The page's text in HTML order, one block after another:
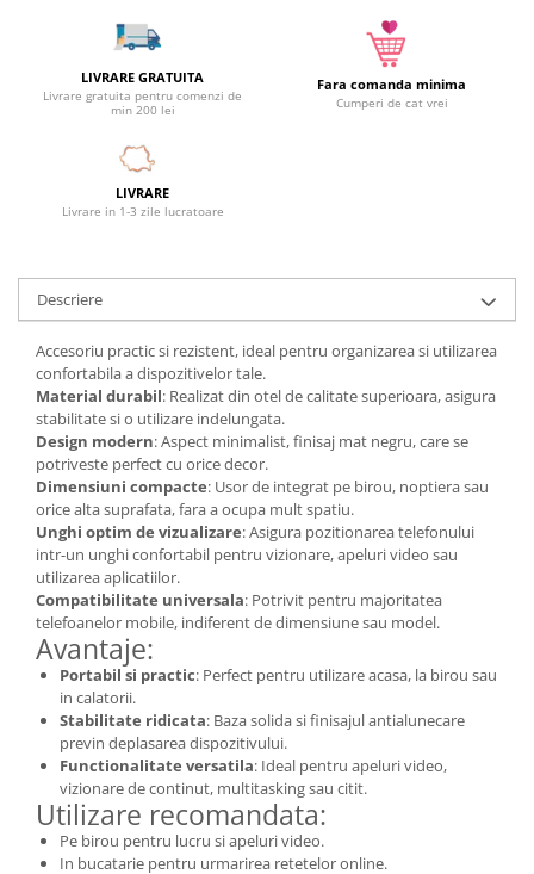
Bureti de baie
Accesorii masaj
Organizare cosmetice si bijuterii
Ingrijire corporala
Rucsacuri, curele si accesorii
Gradina
Articole de vara
Genti termoizolante
Accesorii inot si gonflabile
Jucarii de plaja
Genti de plaja
Piscine gonflabile
Prosoape si rogojini
Evantaie
HoReCa
LIVRARE GRATUITA
Livrare gratuita pentru comenzi de
min 200 lei
Fara comanda minima
Cumperi de cat vrei
LIVRARE
Livrare in 1-3 zile lucratoare
Descriere
Accesoriu practic si rezistent, ideal pentru organizarea si utilizarea
confortabila a dispozitivelor tale.
Material durabil: Realizat din otel de calitate superioara, asigura
stabilitate si o utilizare indelungata.
Design modern: Aspect minimalist, finisaj mat negru, care se
potriveste perfect cu orice decor.
Dimensiuni compacte: Usor de integrat pe birou, noptiera sau
orice alta suprafata, fara a ocupa mult spatiu.
Unghi optim de vizualizare: Asigura pozitionarea telefonului
intr-un unghi confortabil pentru vizionare, apeluri video sau
utilizarea aplicatiilor.
Compatibilitate universala: Potrivit pentru majoritatea
telefoanelor mobile, indiferent de dimensiune sau model.
Avantaje:
Portabil si practic: Perfect pentru utilizare acasa, la birou sau
in calatorii.
Stabilitate ridicata: Baza solida si finisajul antialunecare
previn deplasarea dispozitivului.
Functionalitate versatila: Ideal pentru apeluri video,
vizionare de continut, multitasking sau citit.
Utilizare recomandata:
Pe birou pentru lucru si apeluri video.
In bucatarie pentru urmarirea retetelor online.